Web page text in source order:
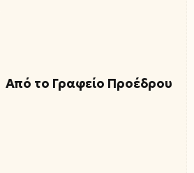
Από το Γραφείο Προέδρου